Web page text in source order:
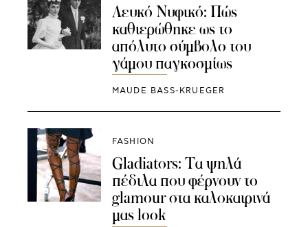
Λευκό Νυφικό: Πώς
καθιερώθηκε ως το
απόλυτο σύμβολο του
γάμου παγκοσμίως
MAUDE BASS-KRUEGER
FASHION
Gladiators: Τα ψηλά
πέδιλα που φέρνουν το
glamour στα καλοκαιρινά
μας look